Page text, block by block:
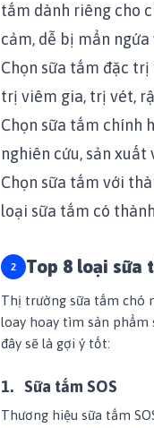
tắm dành riêng cho
cảm, dễ bị mẩn
Chọn sữa tắm đặc
trị viêm gia, trị vét,
Chọn sữa tắm chính
nghiên cứu, sản
Chọn sữa tắm với
loại sữa tắm có
Top 8 loại sữa
Thị trường sữa tắm chó
loay hoay tìm sản phẩm
đây sẽ là gợi ý tốt:
1. Sữa tắm SOS
Thương hiệu sữa tắm